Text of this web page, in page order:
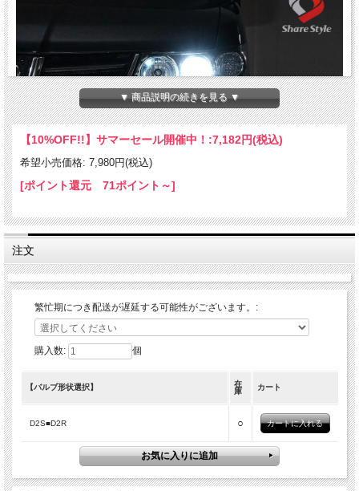
▼ 商品説明の続きを見る ▼
【10%OFF!!】サマーセール開催中！:7,182円(税込)
希望小売価格: 7,980円(税込)
[ポイント還元 71ポイント～]
注文
繁忙期につき配送が遅延する可能性がございます。:
購入数: 個
【バルブ形状選択】
在
庫
カート
D2S■D2R ○